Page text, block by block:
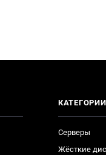
КАТЕГОРИИ
Серверы
Жёсткие